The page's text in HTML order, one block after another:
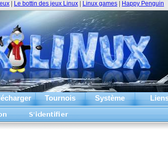
Tournois Système
Le bottin des jeux Linux Linux games Happy Penguin